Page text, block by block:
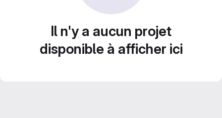
Il n'y a aucun projet
disponible à afficher ici